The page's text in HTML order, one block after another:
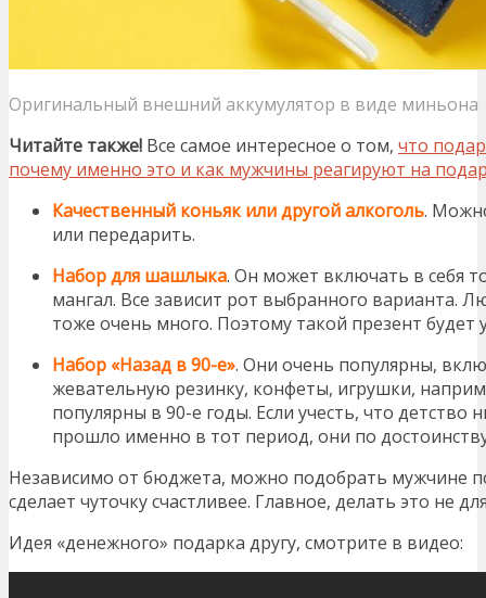
Оригинальный внешний аккумулятор в виде миньона
Читайте также! Все самое интересное о том, что
почему именно это и как мужчины реагируют на
Качественный коньяк или другой алкоголь.
или передарить.
Набор для шашлыка. Он может включать в себя
мангал. Все зависит рот выбранного варианта.
тоже очень много. Поэтому такой презент будет
Набор «Назад в 90-е». Они очень популярны,
жевательную резинку, конфеты, игрушки,
популярны в 90-е годы. Если учесть, что
прошло именно в тот период, они по
Независимо от бюджета, можно подобрать мужчине
сделает чуточку счастливее. Главное, делать это не
Идея «денежного» подарка другу, смотрите в видео: